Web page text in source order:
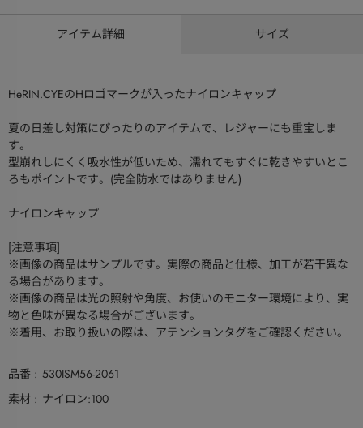
アイテム詳細 サイズ
HeRIN.CYEのHロゴマークが入ったナイロンキャップ
夏の日差し対策にぴったりのアイテムで、レジャーにも重宝しま
す。
型崩れしにくく吸水性が低いため、濡れてもすぐに乾きやすいとこ
ろもポイントです。(完全防水ではありません)
ナイロンキャップ
[注意事項]
※画像の商品はサンプルです。実際の商品と仕様、加工が若干異な
る場合があります。
※画像の商品は光の照射や角度、お使いのモニター環境により、実
物と色味が異なる場合がございます。
※着用、お取り扱いの際は、アテンションタグをご確認ください。
品番
530ISM56-2061
素材
ナイロン:100